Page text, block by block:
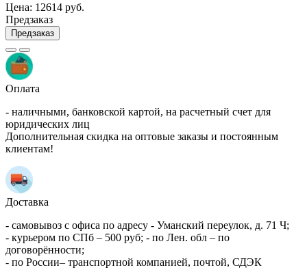
Цена: 12614 руб.
Предзаказ
Предзаказ
Оплата
- наличными, банковской картой, на расчетный счет для
юридических лиц
Дополнительная скидка на оптовые заказы и постоянным
клиентам!
Доставка
- самовывоз с офиса по адресу - Уманский переулок, д. 71 Ч;
- курьером по СПб – 500 руб; - по Лен. обл – по
договорённости;
- по России– транспортной компанией, почтой, СДЭК